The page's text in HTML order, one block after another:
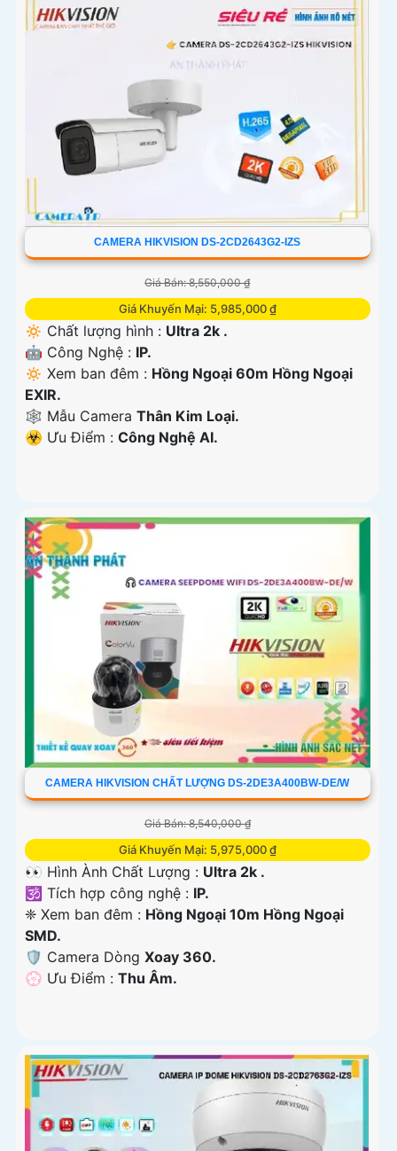
CAMERA HIKVISION DS-2CD2643G2-IZS
Giá Bán: 8,550,000 ₫
Giá Khuyến Mại: 5,985,000 ₫
🔅 Chất lượng hình : Ultra 2k .
🤖️ Công Nghệ : IP.
🔅 Xem ban đêm : Hồng Ngoại 60m Hồng Ngoại
EXIR.
🕸️ Mẫu Camera Thân Kim Loại.
️☣️ Ưu Điểm : Công Nghệ AI.
CAMERA HIKVISION CHẤT LƯỢNG DS-2DE3A400BW-DE/W
Giá Bán: 8,540,000 ₫
Giá Khuyến Mại: 5,975,000 ₫
👀 Hình Ành Chất Lượng : Ultra 2k .
🕉️ Tích hợp công nghệ : IP.
❈ Xem ban đêm : Hồng Ngoại 10m Hồng Ngoại
SMD.
🛡 Camera Dòng Xoay 360.
️💮 Ưu Điểm : Thu Âm.